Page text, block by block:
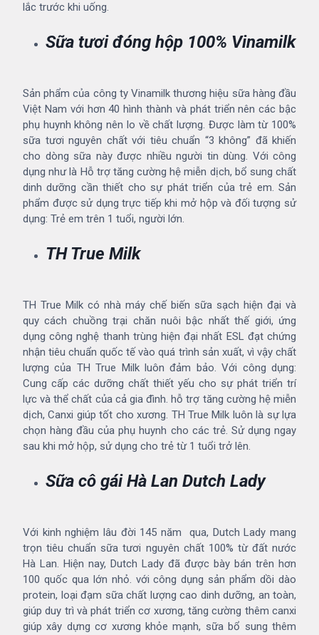
lắc trước khi uống.
Sữa tươi đóng hộp 100% Vinamilk
Sản phẩm của công ty Vinamilk thương hiệu sữa hàng đầu
Việt Nam với hơn 40 hình thành và phát triển nên các bậc
phụ huynh không nên lo về chất lượng. Được làm từ 100%
sữa tươi nguyên chất với tiêu chuẩn “3 không” đã khiến
cho dòng sữa này được nhiều người tin dùng. Với công
dụng như là Hỗ trợ tăng cường hệ miễn dịch, bổ sung chất
dinh dưỡng cần thiết cho sự phát triển của trẻ em. Sản
phẩm được sử dụng trực tiếp khi mở hộp và đối tượng sử
dụng: Trẻ em trên 1 tuổi, người lớn.
TH True Milk
TH True Milk có nhà máy chế biến sữa sạch hiện đại và
quy cách chuồng trại chăn nuôi bậc nhất thế giới, ứng
dụng công nghệ thanh trùng hiện đại nhất ESL đạt chứng
nhận tiêu chuẩn quốc tế vào quá trình sản xuất, vì vậy chất
lượng của TH True Milk luôn đảm bảo. Với công dụng:
Cung cấp các dưỡng chất thiết yếu cho sự phát triển trí
lực và thể chất của cả gia đình. hỗ trợ tăng cường hệ miễn
dịch, Canxi giúp tốt cho xương. TH True Milk luôn là sự lựa
chọn hàng đầu của phụ huynh cho các trẻ. Sử dụng ngay
sau khi mở hộp, sử dụng cho trẻ từ 1 tuổi trở lên.
Sữa cô gái Hà Lan Dutch Lady
Với kinh nghiệm lâu đời 145 năm qua, Dutch Lady mang
trọn tiêu chuẩn sữa tươi nguyên chất 100% từ đất nước
Hà Lan. Hiện nay, Dutch Lady đã được bày bán trên hơn
100 quốc qua lớn nhỏ. với công dụng sản phẩm dồi dào
protein, loại đạm sữa chất lượng cao dinh dưỡng, an toàn,
giúp duy trì và phát triển cơ xương, tăng cường thêm canxi
giúp xây dựng cơ xương khỏe mạnh, sữa bổ sung thêm